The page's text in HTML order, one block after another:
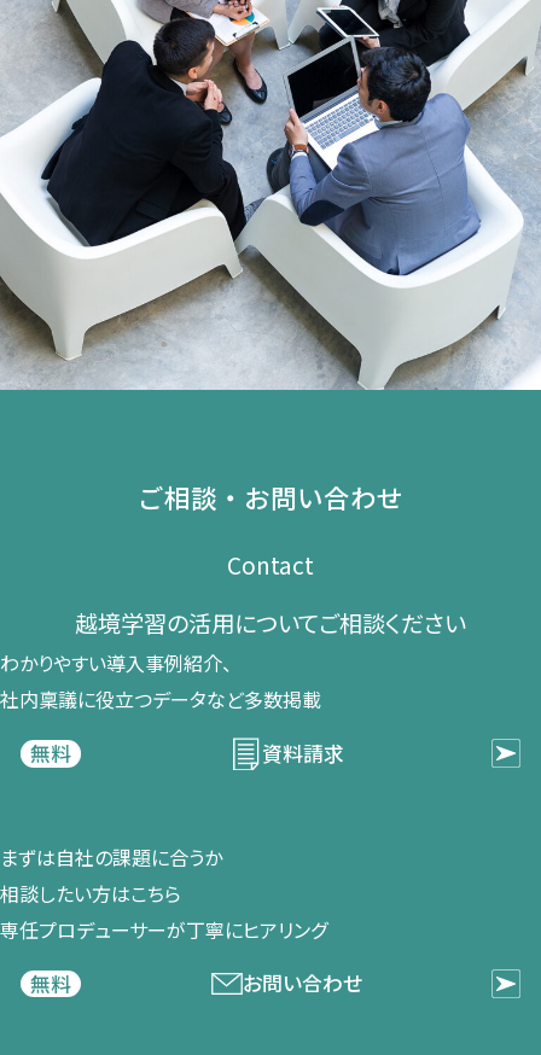
ご相談・お問い合わせ
Contact
越境学習の​活用に​ついて​ご相談ください​
わかりやすい導入事例紹介、​
社内稟議に​役立つデータなど​多数掲載
無料
資料請求
まずは​自社の​課題に​合うか​
相談したい方は​こちら
専任プロデューサーが​丁寧に​ヒアリング
無料
お問い合わせ